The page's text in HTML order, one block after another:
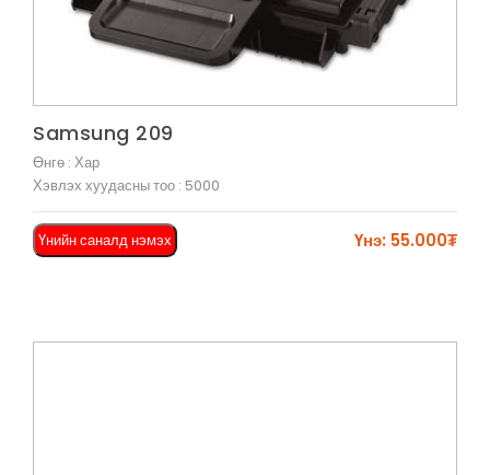
Samsung 209
Өнгө : Хар
Хэвлэх хуудасны тоо : 5000
Үнийн саналд нэмэх Үнэ: 55.000₮